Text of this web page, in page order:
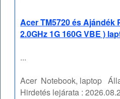
Acer TM5720 és Ajándék
2.0GHz 1G 160G VBE )
...
Acer Notebook, laptop
Hirdetés lejárata :